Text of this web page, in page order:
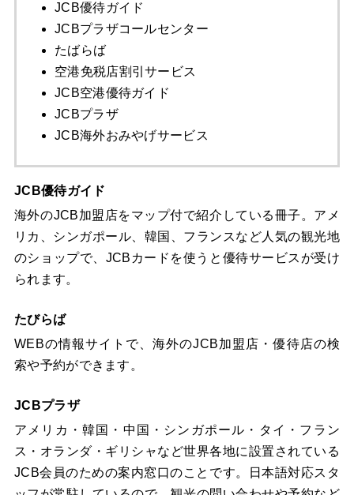
JCB優待ガイド
JCBプラザコールセンター
たばらば
空港免税店割引サービス
JCB空港優待ガイド
JCBプラザ
JCB海外おみやげサービス
JCB優待ガイド
海外のJCB加盟店をマップ付で紹介している冊子。アメ
リカ、シンガポール、韓国、フランスなど人気の観光地
のショップで、JCBカードを使うと優待サービスが受け
られます。
たびらば
WEBの情報サイトで、海外のJCB加盟店・優待店の検
索や予約ができます。
JCBプラザ
アメリカ・韓国・中国・シンガポール・タイ・フラン
ス・オランダ・ギリシャなど世界各地に設置されている
JCB会員のための案内窓口のことです。日本語対応スタ